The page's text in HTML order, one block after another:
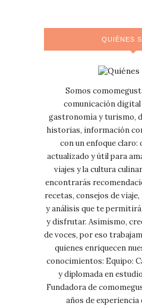
QUIÉNES
Somos
comunicación digital
gastronomía y turismo,
historias, información
con un enfoque
actualizado y útil para
viajes y la cultura
encontrarás
recetas, consejos de
y análisis que te
y disfrutar. Asimismo,
de voces, por eso
quienes enriquecen
conocimientos: Equipo:
y diplomada en
Fundadora de
años de